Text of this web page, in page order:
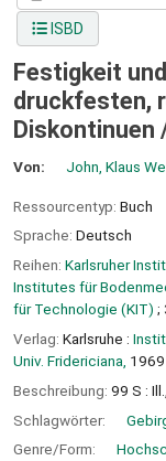
ISBD
Festigkeit
druckfesten,
Diskontinuen
Von: John, Klaus
Ressourcentyp: Buch
Sprache: Deutsch
Reihen: Karlsruher
Institutes für
für Technologie (KIT) ;
Verlag: Karlsruhe :
Univ. Fridericiana, 1969
Beschreibung: 99 S :
Schlagwörter:
Genre/Form: